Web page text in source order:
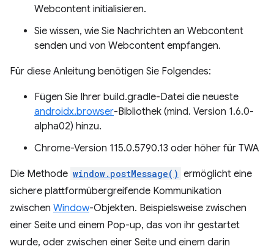
Webcontent initialisieren.
Sie wissen, wie Sie Nachrichten an Webcontent
senden und von Webcontent empfangen.
Für diese Anleitung benötigen Sie Folgendes:
Fügen Sie Ihrer build.gradle-Datei die neueste
androidx.browser-Bibliothek (mind. Version 1.6.0-
alpha02) hinzu.
Chrome-Version 115.0.5790.13 oder höher für TWA
Die Methode window.postMessage() ermöglicht eine
sichere plattformübergreifende Kommunikation
zwischen Window-Objekten. Beispielsweise zwischen
einer Seite und einem Pop-up, das von ihr gestartet
wurde, oder zwischen einer Seite und einem darin